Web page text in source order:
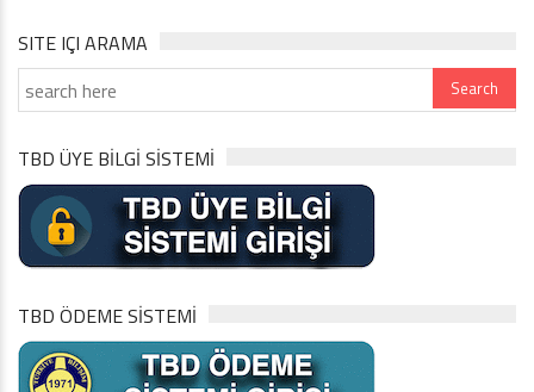
SITE IÇI ARAMA
TBD ÜYE BİLGİ SİSTEMİ
TBD ÖDEME SİSTEMİ